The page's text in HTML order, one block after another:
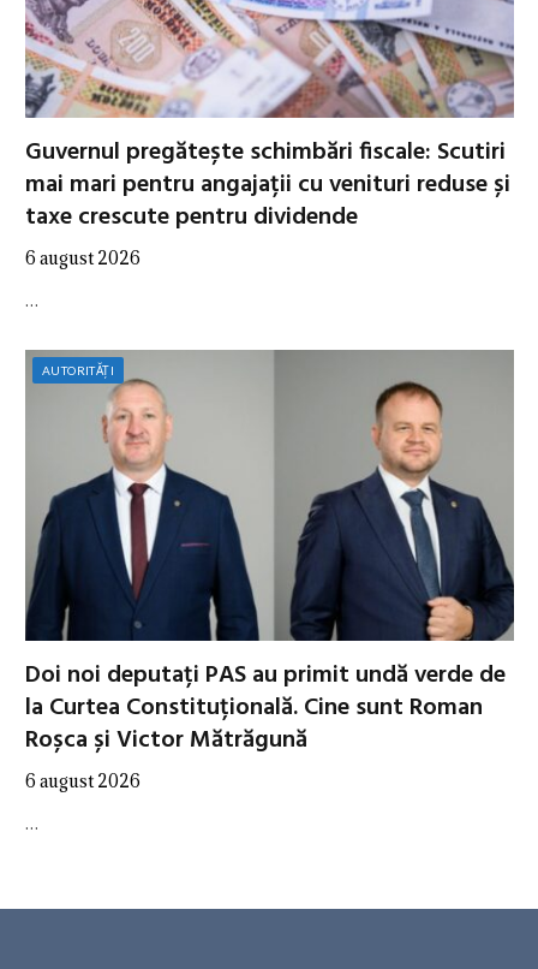
Guvernul pregătește schimbări fiscale: Scutiri
mai mari pentru angajații cu venituri reduse și
taxe crescute pentru dividende
6 august 2026
…
AUTORITĂȚI
Doi noi deputați PAS au primit undă verde de
la Curtea Constituțională. Cine sunt Roman
Roșca și Victor Mătrăgună
6 august 2026
…